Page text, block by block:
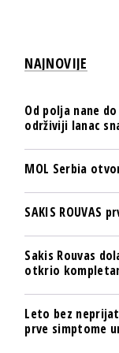
NAJNOVIJE
Od polja nane
održiviji lanac
MOL Serbia
SAKIS ROUVAS
Sakis Rouvas
otkrio
Leto bez
prve simptome